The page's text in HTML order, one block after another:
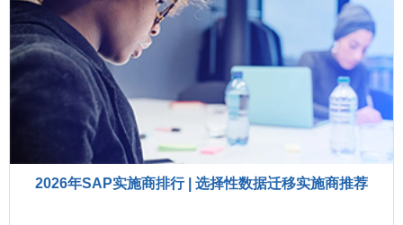
2026年SAP实施商排行 | 选择性数据迁移实施商推荐